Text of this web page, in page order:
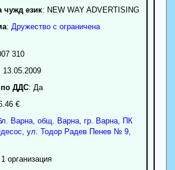
чужд език: NEW WAY ADVERTISING
: Дружество с ограничена
310
13.05.2009
по ДДС: Да
€
Варна, общ. Варна, гр. Варна, ПК
ул. Тодор Радев Пенев № 9,
организация